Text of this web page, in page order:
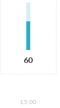
60
15:00